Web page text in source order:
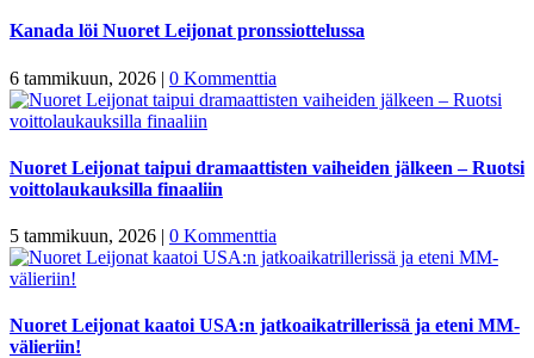
Kanada löi Nuoret Leijonat pronssiottelussa
6 tammikuun, 2026 | 0 Kommenttia
Nuoret Leijonat taipui dramaattisten vaiheiden jälkeen – Ruotsi
voittolaukauksilla finaaliin
5 tammikuun, 2026 | 0 Kommenttia
Nuoret Leijonat kaatoi USA:n jatkoaikatrillerissä ja eteni MM-
välieriin!